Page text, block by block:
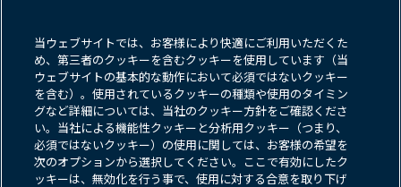
データ保護方​針＆プライバシー通知
ネット詐欺・フィッシングに​関する​警告
FINRA BrokerCheck
Form CRS
反社会的勢力に​対する​基本方​針
当ウェブサイトでは、お客様により快適にご利用いただくた
め、第三者のクッキーを含むクッキーを使用しています（当
ウェブサイトの基本的な動作において必須ではないクッキー
を含む）。使用されているクッキーの種類や使用のタイミン
グなど詳細については、当社のクッキー方針をご確認くださ
い。当社による機能性クッキーと分析用クッキー（つまり、
必須ではないクッキー）の使用に関しては、お客様の希望を
次のオプションから選択してください。ここで有効にしたク
ッキーは、無効化を行う事で、使用に対する合意を取り下げ